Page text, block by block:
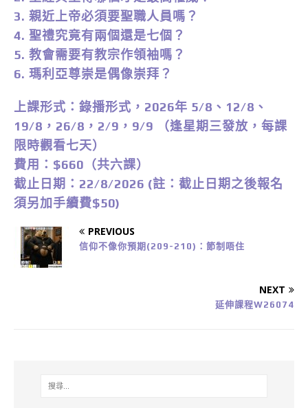
3. 親近上帝必須要聖職人員嗎？
4. 聖禮究竟有兩個還是七個？
5. 教會需要有教宗作領袖嗎？
6. 瑪利亞尊崇是偶像崇拜？
上課形式：錄播形式，2026年 5/8、12/8、
19/8，26/8，2/9，9/9 （逢星期三發放，每課
限時觀看七天）
費用：$660（共六課）
截止日期：22/8/2026 (註：截止日期之後報名
須另加手續費$50)
PREVIOUS
信仰不像你預期(209-210)：節制唔住
NEXT
延伸課程W26074